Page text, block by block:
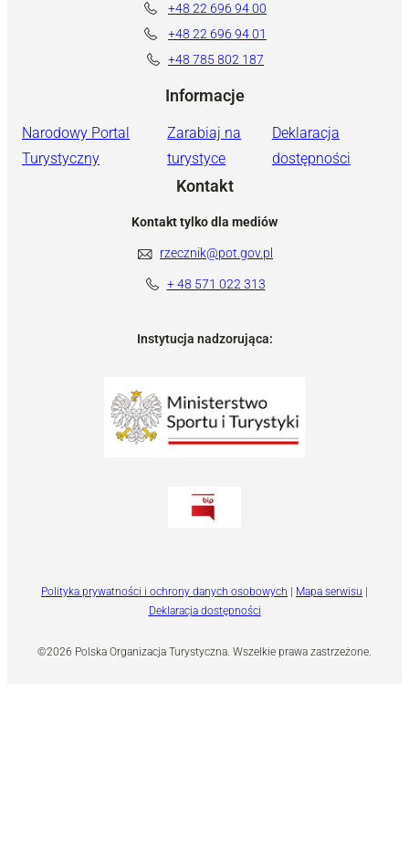
+48 22 696 94 00
+48 22 696 94 01
+48 785 802 187
Informacje
Narodowy Portal
Turystyczny
Zarabiaj na
turystyce
Deklaracja
dostępności
Kontakt
Kontakt tylko dla mediów
rzecznik@pot.gov.pl
+ 48 571 022 313
Instytucja nadzorująca:
©2026 Polska Organizacja Turystyczna. Wszelkie prawa zastrzeżone.
Polityka prywatności i ochrony danych osobowych | Mapa serwisu |
Deklaracja dostępności